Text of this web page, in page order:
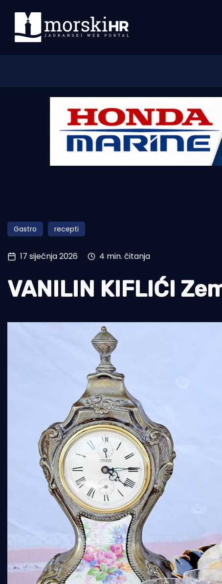
Morski plus
Pomorstvo
Ribolov
Tradicija i kultura
Gastro recepti
17 siječnja 2026 4 min. čitanja
VANILIN KIFLIĆI